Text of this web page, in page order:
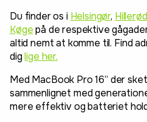
Du finder os i Helsingør, Hillerød
Køgepå de respektive
altid nemt at komme til. Find
diglige her.
Med MacBook Pro 16” der
sammenlignet med
mere effektiv og batteriet